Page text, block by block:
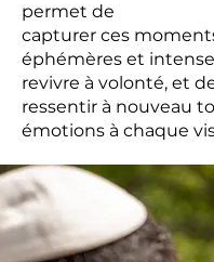
permet de
capturer ces
éphémères et
revivre à volonté, et
ressentir à nouveau
émotions à chaque